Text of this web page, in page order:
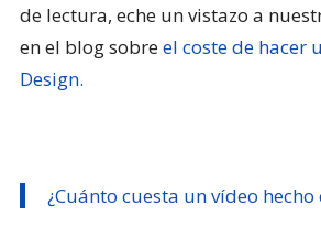
de lectura, eche un vistazo a
en el blog sobreel coste de hacer
Design.
¿Cuánto cuesta un vídeo